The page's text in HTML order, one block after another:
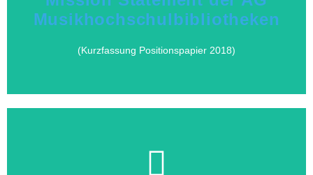
Musikhochschulbibliotheken
(Kurzfassung Positionspapier 2018)
Mission Statement der AG
Musikhochschulbibliotheken